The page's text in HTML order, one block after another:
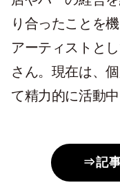
り合ったことを
アーティストと
さん。現在は、
て精力的に活動中
⇒記